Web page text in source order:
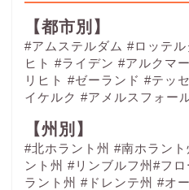
【都市別】
#アムステルダム #ロッテル
ヒト #ライデン #アルクマ
リヒト #ゼーランド #テッ
イケルク #アメルスフォー
【州別】
#北ホラント州 #南ホラン
ント州 #リンブルフ州#フ
ラント州 #ドレンテ州 #オ